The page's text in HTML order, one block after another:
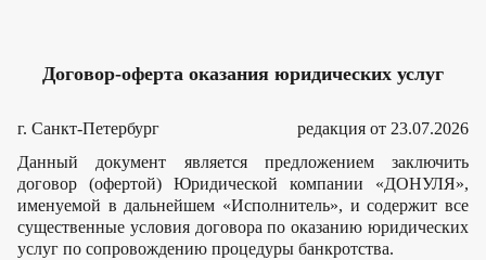
Договор-оферта оказания юридических услуг
г. Санкт-Петербург
редакция от 23.07.2026
Данный документ является предложением заключить
договор (офертой) Юридической компании «ДОНУЛЯ»,
именуемой в дальнейшем «Исполнитель», и содержит все
существенные условия договора по оказанию юридических
услуг по сопровождению процедуры банкротства.